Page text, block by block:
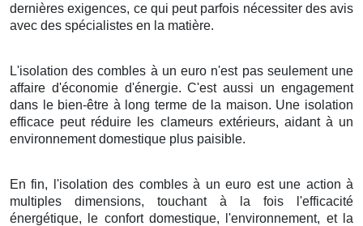
dernières exigences, ce qui peut parfois nécessiter des avis
avec des spécialistes en la matière.
L'isolation des combles à un euro n'est pas seulement une
affaire d'économie d'énergie. C'est aussi un engagement
dans le bien-être à long terme de la maison. Une isolation
efficace peut réduire les clameurs extérieurs, aidant à un
environnement domestique plus paisible.
En fin, l'isolation des combles à un euro est une action à
multiples dimensions, touchant à la fois l'efficacité
énergétique, le confort domestique, l'environnement, et la